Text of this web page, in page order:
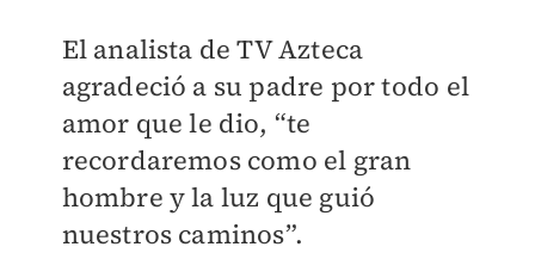
El analista de TV Azteca
agradeció a su padre por todo el
amor que le dio, “te
recordaremos como el gran
hombre y la luz que guió
nuestros caminos”.